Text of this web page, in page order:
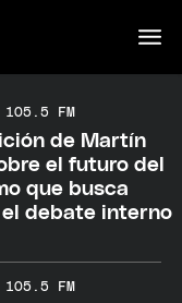
105.5 FM
de Martín
el futuro del
que busca
debate interno
105.5 FM